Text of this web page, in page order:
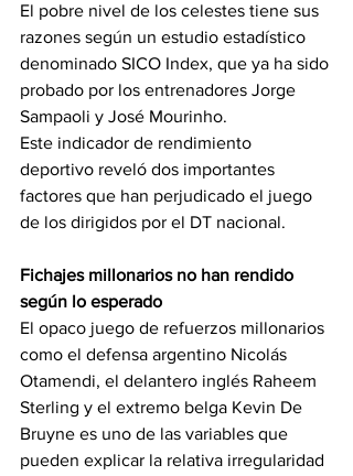
El pobre nivel de los celestes tiene sus
razones según un estudio estadístico
denominado SICO Index, que ya ha sido
probado por los entrenadores Jorge
Sampaoli y José Mourinho.
Este indicador de rendimiento
deportivo reveló dos importantes
factores que han perjudicado el juego
de los dirigidos por el DT nacional.
Fichajes millonarios no han rendido
según lo esperado
El opaco juego de refuerzos millonarios
como el defensa argentino Nicolás
Otamendi, el delantero inglés Raheem
Sterling y el extremo belga Kevin De
Bruyne es uno de las variables que
pueden explicar la relativa irregularidad